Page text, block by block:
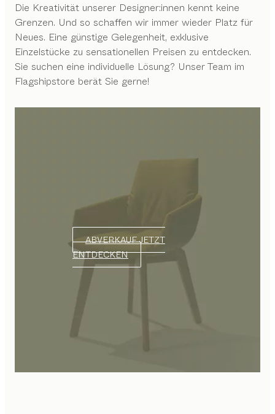
Die Kreativität unserer Designer:innen kennt keine
Grenzen. Und so schaffen wir immer wieder Platz für
Neues. Eine günstige Gelegenheit, exklusive
Einzelstücke zu sensationellen Preisen zu entdecken.
Sie suchen eine individuelle Lösung? Unser Team im
Flagshipstore berät Sie gerne!
ABVERKAUF JETZT
ENTDECKEN